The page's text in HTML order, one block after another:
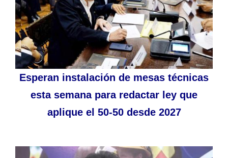
Esperan instalación de mesas técnicas
esta semana para redactar ley que
aplique el 50-50 desde 2027